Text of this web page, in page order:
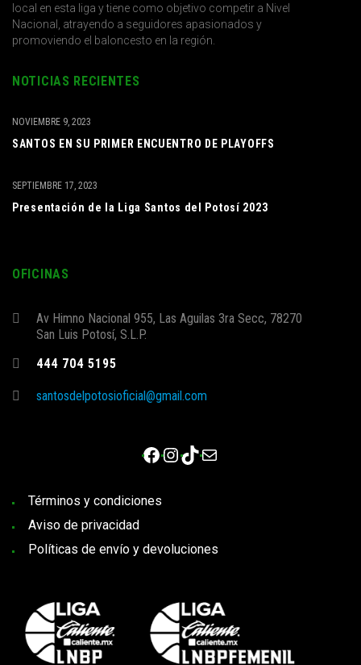
local en esta liga y tiene como objetivo competir a Nivel
Nacional, atrayendo a seguidores apasionados y
promoviendo el baloncesto en la región.
NOTICIAS RECIENTES
SANTOS EN SU PRIMER ENCUENTRO DE PLAYOFFS
NOVIEMBRE 9, 2023
Presentación de la Liga Santos del Potosí 2023
SEPTIEMBRE 17, 2023
OFICINAS
Av Himno Nacional 955, Las Aguilas 3ra Secc, 78270
San Luis Potosí, S.L.P.
444 704 5195
santosdelpotosioficial@gmail.com
Facebook
Instagram
TikTok
Correo electrónico
Términos y condiciones
Aviso de privacidad
Políticas de envío y devoluciones